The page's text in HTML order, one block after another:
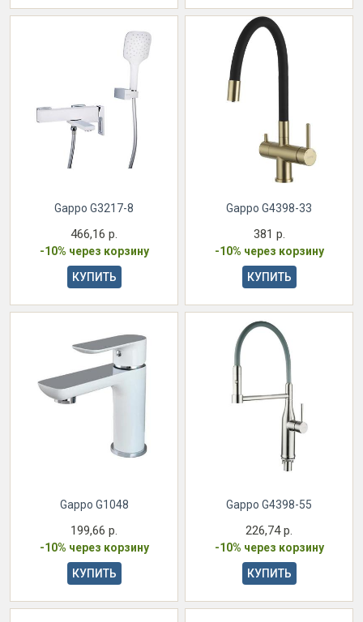
Gappo G3217-8
466,16 р.
-10% через корзину
КУПИТЬ
Gappo G4398-33
381 р.
-10% через корзину
КУПИТЬ
Gappo G1048
199,66 р.
-10% через корзину
КУПИТЬ
Gappo G4398-55
226,74 р.
-10% через корзину
КУПИТЬ